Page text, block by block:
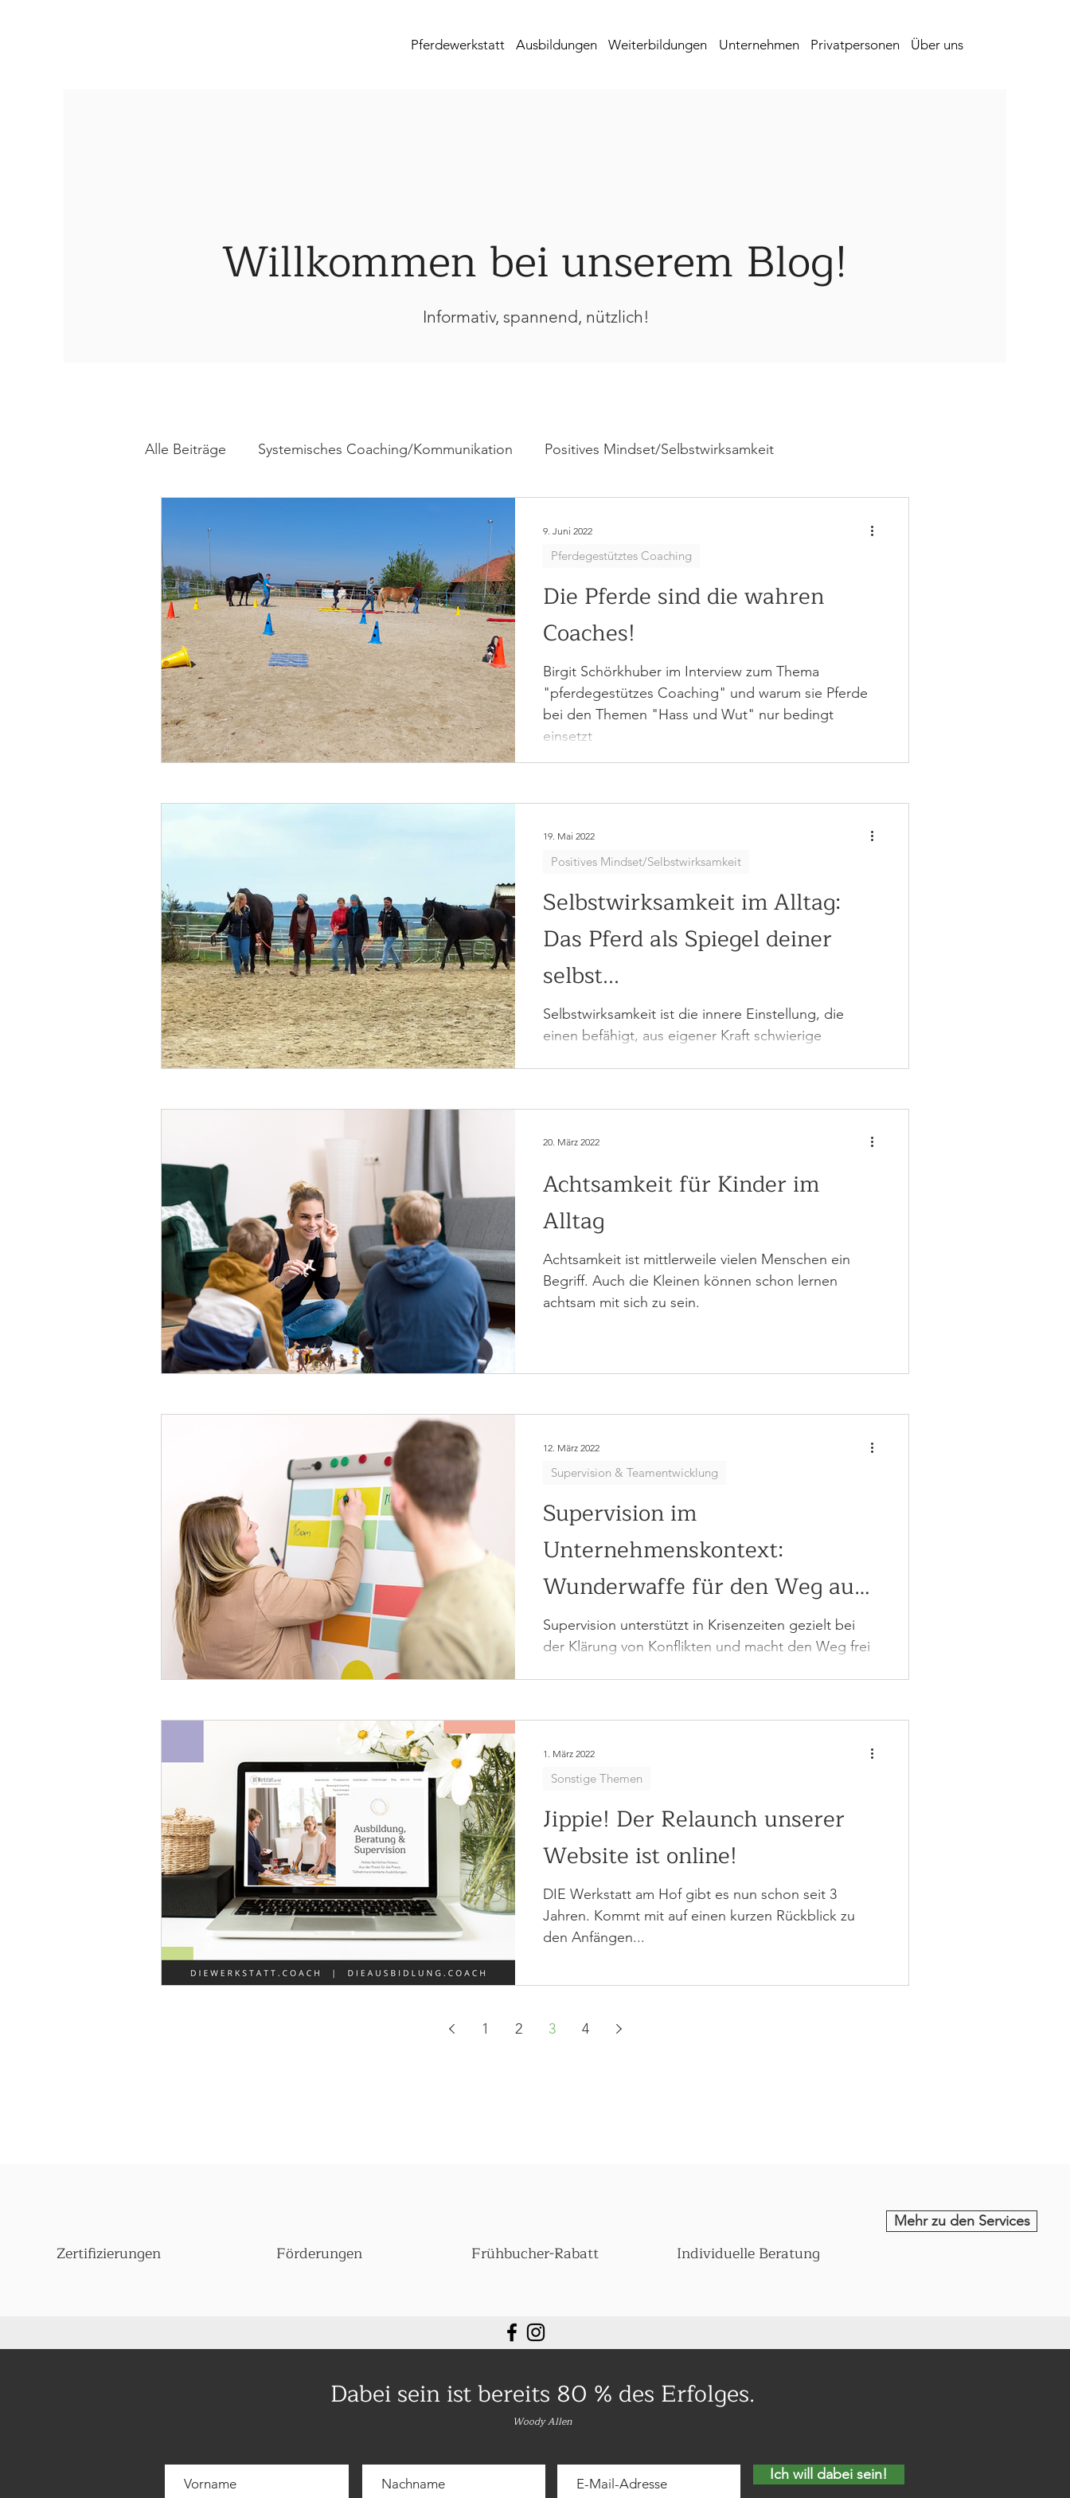
Pferdewerkstatt Ausbildungen Weiterbildungen Unternehmen Privatpersonen Über uns
Willkommen bei unserem Blog!
Informativ, spannend, nützlich!
Alle Beiträge Systemisches Coaching/Kommunikation Positives Mindset/Selbstwirksamkeit
Gewaltprävention
Die Pferde sind die wahren
Coaches!
Birgit Schörkhuber im Interview zum Thema
"pferdegestützes Coaching" und warum sie Pferde
bei den Themen "Hass und Wut" nur bedingt
einsetzt
Pferdegestütztes Coaching
9. Juni 2022
Selbstwirksamkeit im Alltag:
Das Pferd als Spiegel deiner
selbst...
Selbstwirksamkeit ist die innere Einstellung, die
einen befähigt, aus eigener Kraft schwierige
Positives Mindset/Selbstwirksamkeit
19. Mai 2022
Achtsamkeit für Kinder im
Alltag
Achtsamkeit ist mittlerweile vielen Menschen ein
Begriff. Auch die Kleinen können schon lernen
achtsam mit sich zu sein.
20. März 2022
Supervision im
Unternehmenskontext:
Wunderwaffe für den Weg aus
der Krise?
Supervision unterstützt in Krisenzeiten gezielt bei
der Klärung von Konflikten und macht den Weg frei
Supervision & Teamentwicklung
12. März 2022
Jippie! Der Relaunch unserer
Website ist online!
DIE Werkstatt am Hof gibt es nun schon seit 3
Jahren. Kommt mit auf einen kurzen Rückblick zu
den Anfängen...
Sonstige Themen
1. März 2022
1 2 3 4
Zertifizierungen Förderungen Frühbucher-Rabatt Individuelle Beratung
Mehr zu den Services
Dabei seinist bereits 80 % des Erfolges.
Woody Allen
Ich will dabei sein!